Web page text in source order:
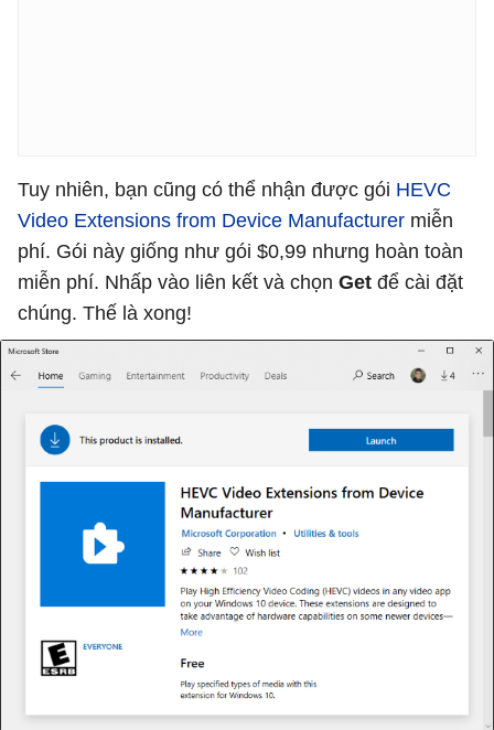
Tuy nhiên, bạn cũng có thể nhận được gói HEVC
Video Extensions from Device Manufacturer miễn
phí. Gói này giống như gói $0,99 nhưng hoàn toàn
miễn phí. Nhấp vào liên kết và chọn Get để cài đặt
chúng. Thế là xong!